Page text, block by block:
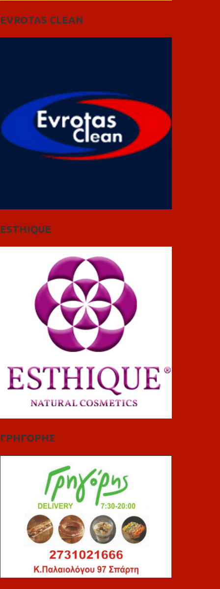
EVROTAS CLEAN
ESTHIQUE
ΓΡΗΓΟΡΗΣ